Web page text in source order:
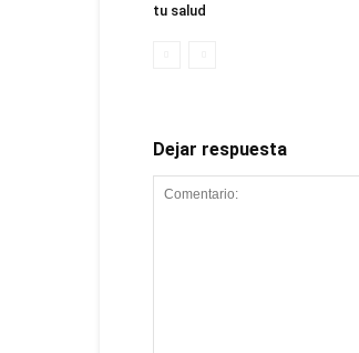
tu salud
Dejar respuesta